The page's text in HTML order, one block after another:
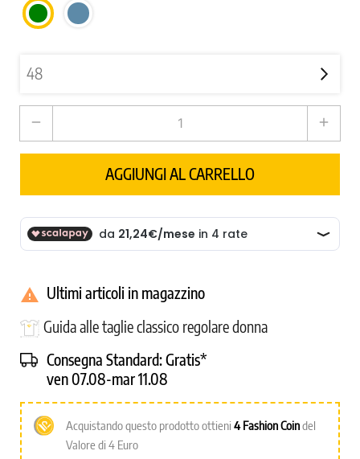
VERDE AVIO
remove add
AGGIUNGI AL CARRELLO
 Ultimi articoli in magazzino
Guida alle taglie classico regolare donna
Consegna Standard:Gratis*
ven 07.08-mar 11.08
Acquistando questo prodotto ottieni 4 Fashion Coindel
Valore di 4 Euro